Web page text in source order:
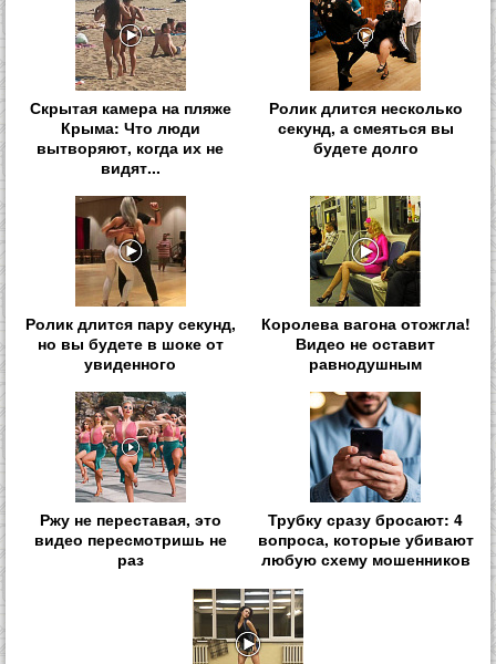
Скрытая камера на пляже
Крыма: Что люди
вытворяют, когда их не
видят...
Ролик длится несколько
секунд, а смеяться вы
будете долго
Ролик длится пару секунд,
но вы будете в шоке от
увиденного
Королева вагона отожгла!
Видео не оставит
равнодушным
Ржу не переставая, это
видео пересмотришь не
раз
Трубку сразу бросают: 4
вопроса, которые убивают
любую схему мошенников